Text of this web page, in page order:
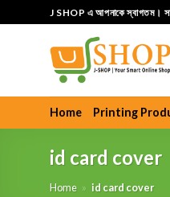
to
J SHOP এ আপনাকে স্বাগতম।
Home Printing
id card cover
Home » id card cover